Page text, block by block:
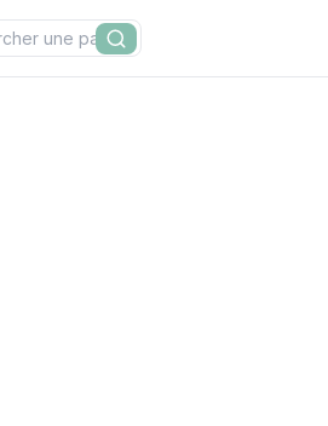
Rechercher